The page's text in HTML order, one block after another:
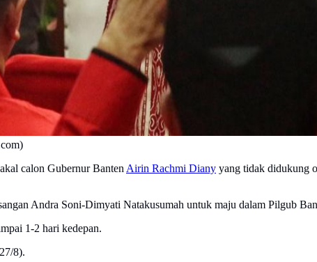
calon Gubernur Banten Airin Rachmi Diany yang tidak didukung
Andra Soni-Dimyati Natakusumah untuk maju dalam Pilgub
1-2 hari kedepan.
8).